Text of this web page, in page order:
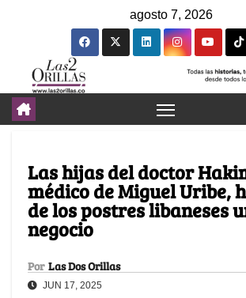
agosto 7, 2026
Las hijas del doctor
médico de Miguel Uribe,
de los postres libaneses
negocio
Por Las Dos Orillas
JUN 17, 2025